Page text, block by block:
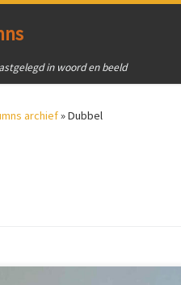
in woord en beeld
archief»Dubbel